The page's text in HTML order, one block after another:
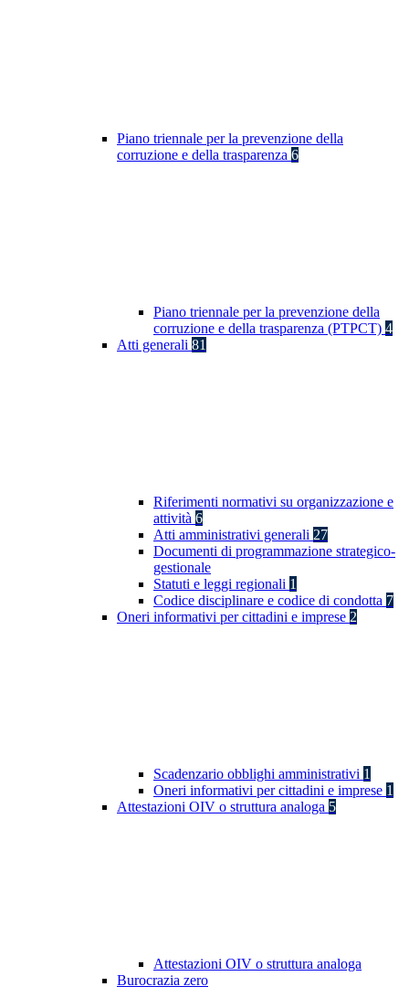
Piano triennale per la prevenzione della
corruzione e della trasparenza 6
Piano triennale per la prevenzione della
corruzione e della trasparenza (PTPCT) 4
Atti generali 81
Riferimenti normativi su organizzazione e
attività 6
Atti amministrativi generali 27
Documenti di programmazione strategico-
gestionale
Statuti e leggi regionali 1
Codice disciplinare e codice di condotta 7
Oneri informativi per cittadini e imprese 2
Scadenzario obblighi amministrativi 1
Oneri informativi per cittadini e imprese 1
Attestazioni OIV o struttura analoga 5
Attestazioni OIV o struttura analoga
Burocrazia zero